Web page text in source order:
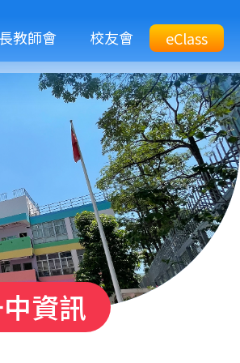
教師會 校友會
Top
eClass
Btn
eClass
資訊